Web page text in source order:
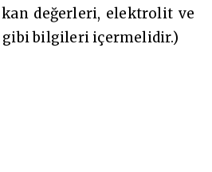
değerleri, elektrolit ve
bilgileri içermelidir.)